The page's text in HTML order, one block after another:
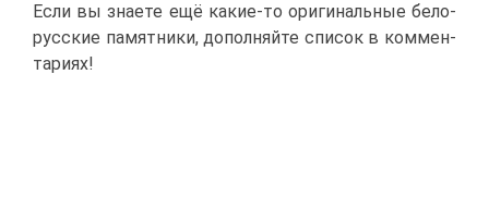
Ес­ли вы зна­е­те ещё ка­кие-то ори­ги­наль­ные бе­ло­
рус­ские па­мят­ни­ки, до­пол­няй­те спи­сок в ком­мен­
та­ри­ях!